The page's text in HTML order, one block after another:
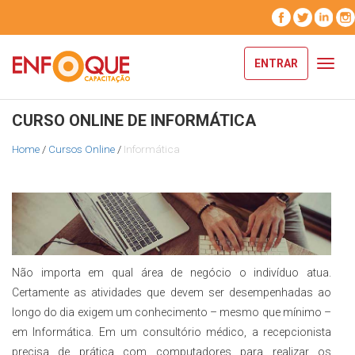
ENTRAR
CURSO ONLINE DE INFORMÁTICA
Home / Cursos Online / Informática
Não importa em qual área de negócio o indivíduo atua.
Certamente as atividades que devem ser desempenhadas ao
longo do dia exigem um conhecimento – mesmo que mínimo –
em Informática. Em um consultório médico, a recepcionista
precisa de prática com computadores para realizar os